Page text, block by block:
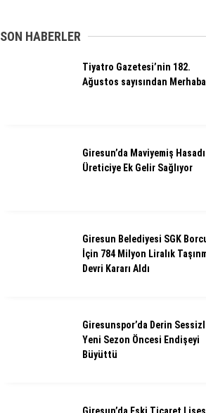
SON HABERLER
Tiyatro Gazetesi’nin 182.
Ağustos sayısından Merhaba
Giresun’da Maviyemiş Hasadı
Üreticiye Ek Gelir Sağlıyor
Giresun Belediyesi SGK
İçin 784 Milyon Liralık
Devri Kararı Aldı
Giresunspor’da Derin
Yeni Sezon Öncesi Endişeyi
Büyüttü